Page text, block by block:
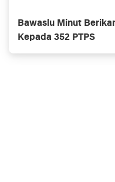
Bawaslu Minut
Kepada 352 PTPS